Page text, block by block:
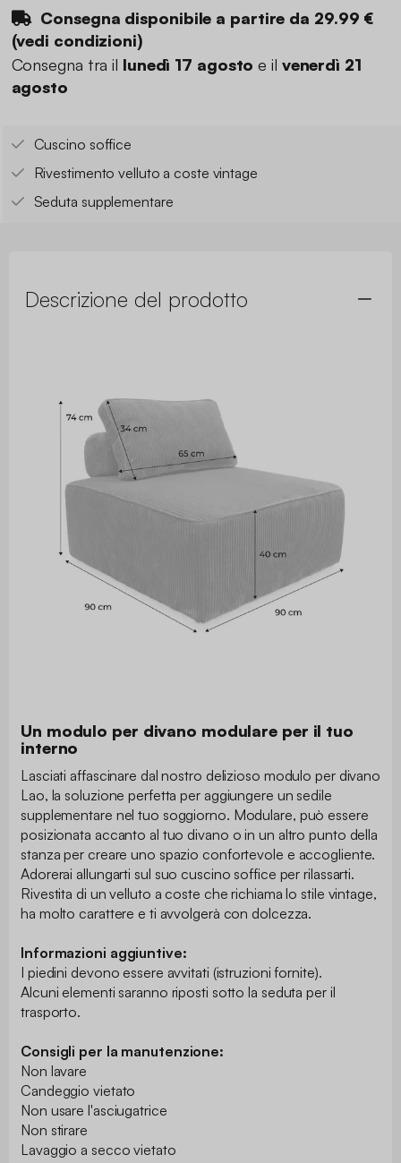
Consegna disponibile a partire da 29.99 €
(vedi condizioni)
Consegna tra il lunedì 17 agosto e il venerdì 21
agosto
Cuscino soffice
Rivestimento velluto a coste vintage
Seduta supplementare
Descrizione del prodotto
Un modulo per divano modulare per il tuo
interno
Lasciati affascinare dal nostro delizioso modulo per divano
Lao, la soluzione perfetta per aggiungere un sedile
supplementare nel tuo soggiorno. Modulare, può essere
posizionata accanto al tuo divano o in un altro punto della
stanza per creare uno spazio confortevole e accogliente.
Adorerai allungarti sul suo cuscino soffice per rilassarti.
Rivestita di un velluto a coste che richiama lo stile vintage,
ha molto carattere e ti avvolgerà con dolcezza.
Informazioni aggiuntive:
I piedini devono essere avvitati (istruzioni fornite).
Alcuni elementi saranno riposti sotto la seduta per il
trasporto.
Consigli per la manutenzione:
Non lavare
Candeggio vietato
Non usare l'asciugatrice
Non stirare
Lavaggio a secco vietato